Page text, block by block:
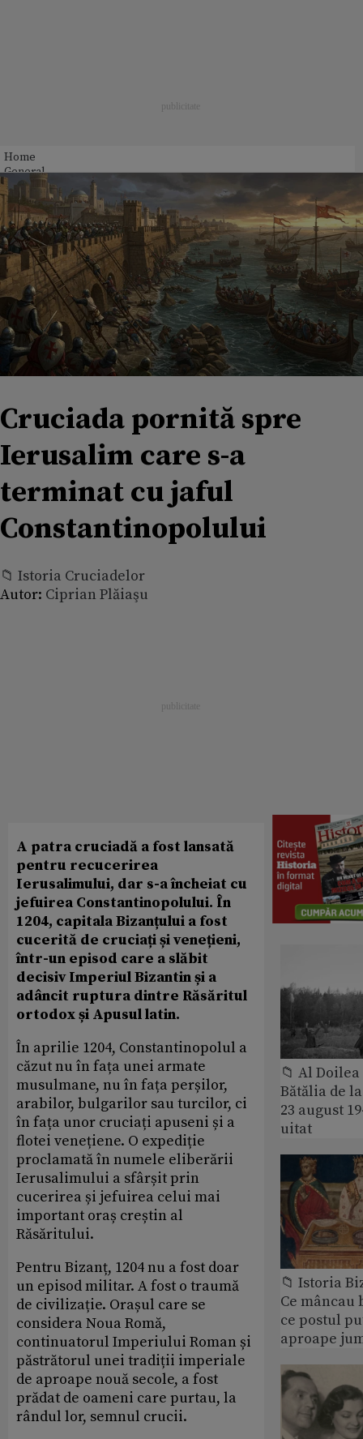
Home
General
Cruciada pornită spre
Ierusalim care s-a
terminat cu jaful
Constantinopolului
📁 Istoria Cruciadelor
Autor: Ciprian Plăiaşu
A patra cruciadă a fost lansată
pentru recucerirea
Ierusalimului, dar s-a încheiat cu
jefuirea Constantinopolului. În
1204, capitala Bizanțului a fost
cucerită de cruciați și venețieni,
într-un episod care a slăbit
decisiv Imperiul Bizantin și a
adâncit ruptura dintre Răsăritul
ortodox și Apusul latin.
În aprilie 1204, Constantinopolul a
căzut nu în fața unei armate
musulmane, nu în fața perșilor,
arabilor, bulgarilor sau turcilor, ci
în fața unor cruciați apuseni și a
flotei venețiene. O expediție
proclamată în numele eliberării
Ierusalimului a sfârșit prin
cucerirea și jefuirea celui mai
important oraș creștin al
Răsăritului.
Pentru Bizanț, 1204 nu a fost doar
un episod militar. A fost o traumă
de civilizație. Orașul care se
considera Noua Romă,
continuatorul Imperiului Roman și
păstrătorul unei tradiții imperiale
de aproape nouă secole, a fost
prădat de oameni care purtau, la
rândul lor, semnul crucii.
📁 Al
Bătălia de
23 august
uitat
📁 Istoria
Ce
ce postul
aproape